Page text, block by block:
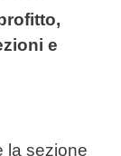
e
la sezione